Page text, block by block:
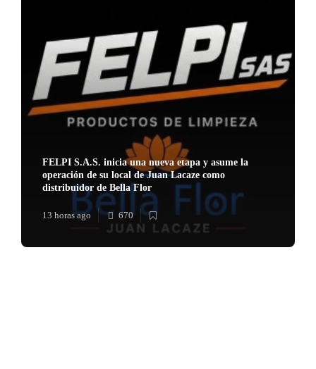
FELPI S.A.S. inicia una nueva etapa y asume la
operación de su local de Juan Lacaze como
distribuidor de Bella Flor
13 horas ago 670